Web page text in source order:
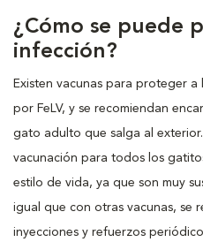
¿Cómo se puede
infección?
Existen vacunas para proteger
por FeLV, y se recomiendan
gato adulto que salga al
vacunación para todos los
estilo de vida, ya que son muy
igual que con otras vacunas, se
inyecciones y refuerzos